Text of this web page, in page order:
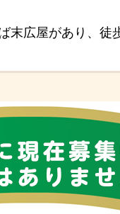
末広屋があり、徒